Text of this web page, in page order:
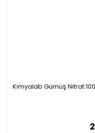
Kimyalab Gümüş Nitrat